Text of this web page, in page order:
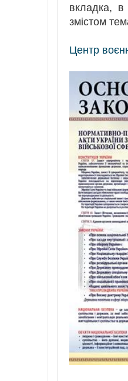
вкладка, в
змістом
Центр